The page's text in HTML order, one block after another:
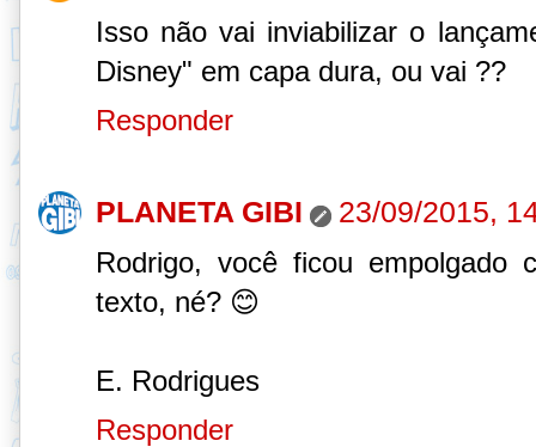
Isso não vai inviabilizar o
Disney" em capa dura, ou vai ??
Responder
PLANETA GIBI 23/09/2015,
Rodrigo, você ficou
texto, né? 😊
E. Rodrigues
Responder